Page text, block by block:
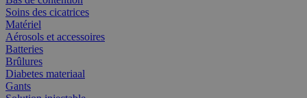
Soins des cicatrices
Matériel
Aérosols et accessoires
Batteries
Brûlures
Diabetes materiaal
Gants